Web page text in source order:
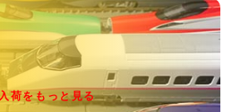
荷をもっと見る